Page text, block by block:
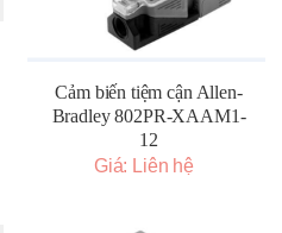
Cảm biến tiệm cận Allen-
Bradley 802PR-XAAM1-
12
Giá: Liên hệ